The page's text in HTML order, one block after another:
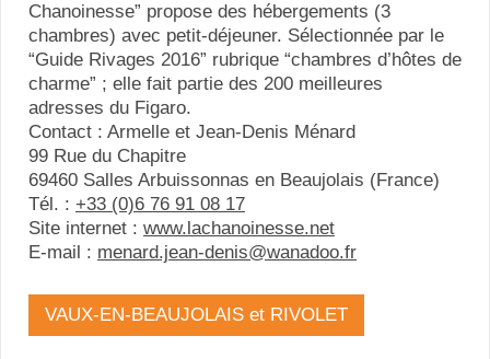
Chanoinesse” propose des hébergements (3
chambres) avec petit-déjeuner. Sélectionnée par le
“Guide Rivages 2016” rubrique “chambres d’hôtes de
charme” ; elle fait partie des 200 meilleures
adresses du Figaro.
Contact : Armelle et Jean-Denis Ménard
99 Rue du Chapitre
69460 Salles Arbuissonnas en Beaujolais (France)
Tél. : +33 (0)6 76 91 08 17
Site internet : www.lachanoinesse.net
E-mail : menard.jean-denis@wanadoo.fr
VAUX-EN-BEAUJOLAIS et RIVOLET